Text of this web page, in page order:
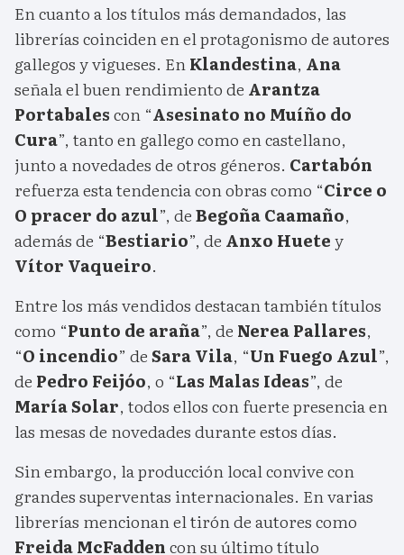
En cuanto a los títulos más demandados, las
librerías coinciden en el protagonismo de autores
gallegos y vigueses. EnKlandestina, Ana
señala el buen rendimiento de Arantza
Portabalescon “Asesinato no Muíño do
Cura”, tanto en gallego como en castellano,
junto a novedades de otros géneros. Cartabón
refuerza esta tendencia con obras como “Circe o
O pracer do azul”, deBegoña Caamaño,
además de “Bestiario”, de Anxo Huetey
Vítor Vaqueiro.
Entre los más vendidos destacan también títulos
como “Punto de araña”, de Nerea Pallares,
“O incendio” deSara Vila, “Un Fuego Azul”,
de Pedro Feijóo, o “Las Malas Ideas”, de
María Solar, todos ellos con fuerte presencia en
las mesas de novedades durante estos días.
Sin embargo, la producción local convive con
grandes superventas internacionales. En varias
librerías mencionan el tirón de autores como
Freida McFaddencon su último título